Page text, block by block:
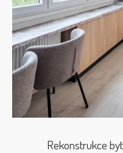
Rekonstrukce